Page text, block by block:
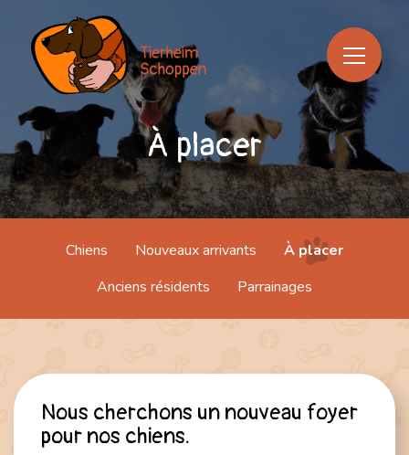
Accueil Actualités
À propos
Chiens
Infos pratiques
À placer
Chiens Nouveaux arrivants
À placer
Anciens résidents
Parrainages
Nous cherchons un nouveau foyer
pour nos chiens.